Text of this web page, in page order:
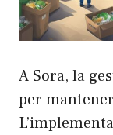
A Sora, la
per